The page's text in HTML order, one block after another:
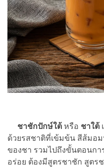
ชาชักปักษ์ใต้ หรือ ชาใต้
ด้วยรสชาติที่เข้มข้น สีส้มอ
ของชา รวมไปถึงขั้นตอนก
อร่อย ต้องมีสูตรชาชัก สูตร